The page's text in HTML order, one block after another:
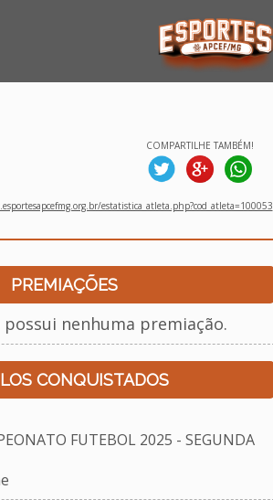
COMPARTILHE TAMBÉM!
estatistica_atleta.php?cod_atleta=100053
PREMIAÇÕES
nenhuma premiação.
CONQUISTADOS
FUTEBOL 2025 - SEGUNDA